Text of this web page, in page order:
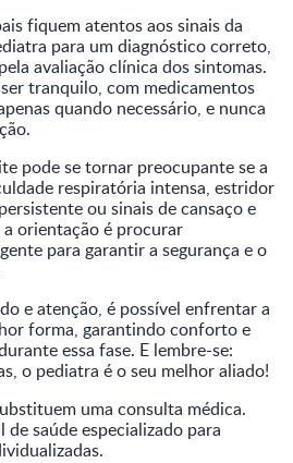
fiquem atentos aos sinais da
para um diagnóstico correto,
avaliação clínica dos sintomas.
tranquilo, com medicamentos
quando necessário, e nunca
pode se tornar preocupante se a
respiratória intensa, estridor
ou sinais de cansaço e
a orientação é procurar
para garantir a segurança e o
e atenção, é possível enfrentar a
forma, garantindo conforto e
essa fase. E lembre-se:
o pediatra é o seu melhor aliado!
uma consulta médica.
saúde especializado para